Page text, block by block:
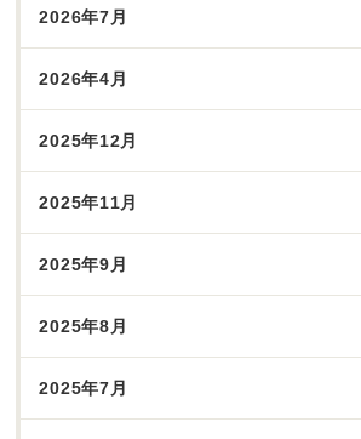
2026年7月
2026年4月
2025年12月
2025年11月
2025年9月
2025年8月
2025年7月